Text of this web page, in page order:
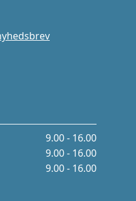
9.00 - 16.00
9.00 - 16.00
9.00 - 16.00